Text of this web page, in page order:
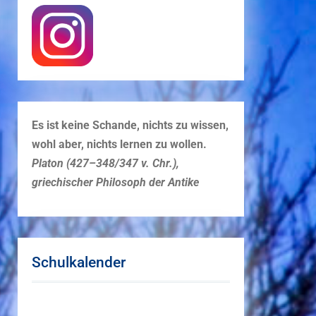
Es ist keine Schande, nichts zu wissen,
wohl aber, nichts lernen zu wollen.
Platon (427–348/347 v. Chr.),
griechischer Philosoph der Antike
Schulkalender